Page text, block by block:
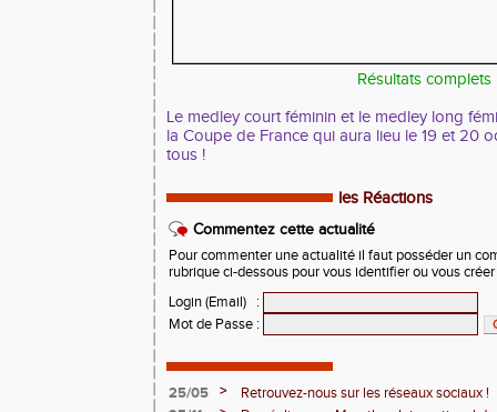
Résultats complets
Le medley court féminin et le medley long
la Coupe de France qui aura lieu le 19 et 20
tous !
les Réactions
Commentez cette actualité
Pour commenter une actualité il faut posséder un
rubrique ci-dessous pour vous identifier ou vous
Login (Email)
:
Mot de Passe :
25/05 >
Retrouvez-nous sur les réseaux sociaux !